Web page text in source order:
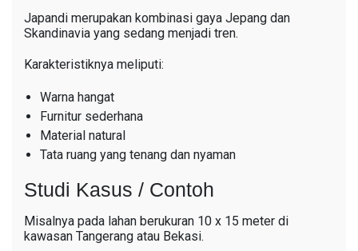
Japandi merupakan kombinasi gaya Jepang dan
Skandinavia yang sedang menjadi tren.
Karakteristiknya meliputi:
Warna hangat
Furnitur sederhana
Material natural
Tata ruang yang tenang dan nyaman
Studi Kasus / Contoh
Misalnya pada lahan berukuran 10 x 15 meter di
kawasan Tangerang atau Bekasi.